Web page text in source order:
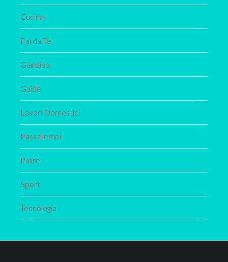
Cucina
Fai da Te
Giardino
Guide
Lavori Domestici
Passatempi
Pulire
Sport
Tecnologia